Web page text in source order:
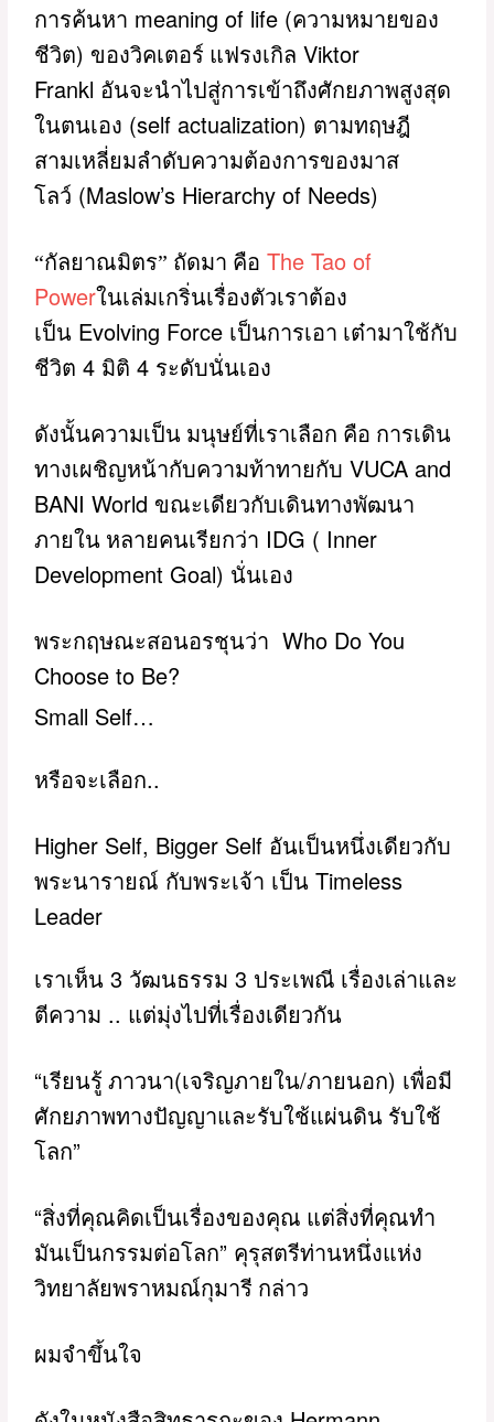
การค้นหา meaning of life (ความหมายของ
ชีวิต) ของวิคเตอร์ แฟรงเกิล Viktor
Frankl อันจะนำไปสู่การเข้าถึงศักยภาพสูงสุด
ในตนเอง (self actualization) ตามทฤษฎี
สามเหลี่ยมลำดับความต้องการของมาส
โลว์ (Maslow’s Hierarchy of Needs)
“กัลยาณมิตร” ถัดมา คือ The Tao of
Powerในเล่มเกริ่นเรื่องตัวเราต้อง
เป็น Evolving Force เป็นการเอา เต๋ามาใช้กับ
ชีวิต 4 มิติ 4 ระดับนั่นเอง
ดังนั้นความเป็น มนุษย์ที่เราเลือก คือ การเดิน
ทางเผชิญหน้ากับความท้าทายกับ VUCA and
BANI World ขณะเดียวกับเดินทางพัฒนา
ภายใน หลายคนเรียกว่า IDG ( Inner
Development Goal) นั่นเอง
พระกฤษณะสอนอรชุนว่า Who Do You
Choose to Be?
Small Self…
หรือจะเลือก..
Higher Self, Bigger Self อันเป็นหนึ่งเดียวกับ
พระนารายณ์ กับพระเจ้า เป็น Timeless
Leader
เราเห็น 3 วัฒนธรรม 3 ประเพณี เรื่องเล่าและ
ตีความ .. แต่มุ่งไปที่เรื่องเดียวกัน
“เรียนรู้ ภาวนา(เจริญภายใน/ภายนอก) เพื่อมี
ศักยภาพทางปัญญาและรับใช้แผ่นดิน รับใช้
โลก”
“สิ่งที่คุณคิดเป็นเรื่องของคุณ แต่สิ่งที่คุณทำ
มันเป็นกรรมต่อโลก” คุรุสตรีท่านหนึ่งแห่ง
วิทยาลัยพราหมณ์กุมารี กล่าว
ผมจำขึ้นใจ